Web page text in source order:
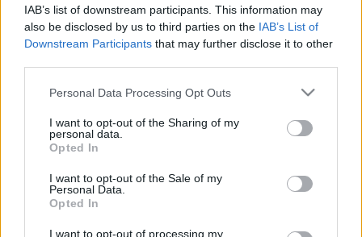
IAB’s list of downstream participants. This information may
also be disclosed by us to third parties on the IAB’s List of
Downstream Participants that may further disclose it to other
Please note that this website/app uses one or more Google
not limited to your visit or usage behaviour. You may click to
grant or deny consent to Google and its third-party tags to
use your data for below specified purposes in below Google
consent section.
Personal Data Processing Opt Outs
I want to opt-out of the Sharing of my
personal data.
Opted In
I want to opt-out of the Sale of my
Personal Data.
Opted In
I want to opt-out of processing my
jellemezte, aki remekül énekel és táncol is,Csonka Ibolya
naiva szerepkörből váltott példáulA padlás
című musical
Venczel Valentin
rendezők progresszív együttműködő partnere az Egri
Gárdonyi Géza Színházban, a Márton László-drámatrilógia
egyik oszlopa - emelte ki.